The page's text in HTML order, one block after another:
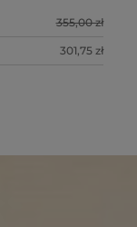
355,00 zł
301,75 zł